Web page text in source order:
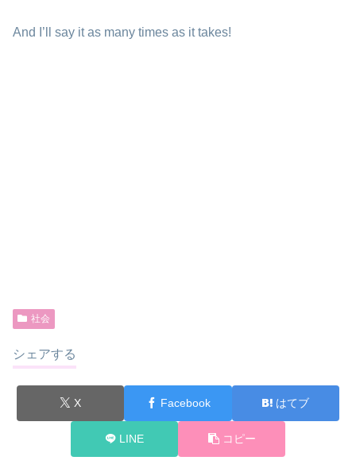
And I’ll say it as many times as it takes!
社会
シェアする
X Facebook はてブ
LINE コピー